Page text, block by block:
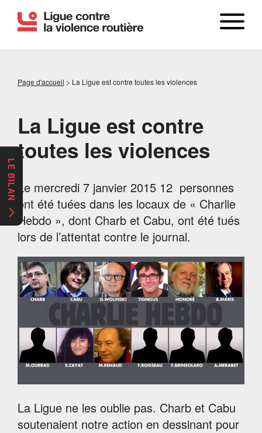
Page d'accueil > La Ligue est contre toutes les violences
La Ligue est contre
toutes les violences
Le mercredi 7 janvier 2015 12 personnes
ont été tuées dans les locaux de « Charlie
Hebdo », dont Charb et Cabu, ont été tués
lors de l’attentat contre le journal.
La Ligue ne les oublie pas. Charb et Cabu
soutenaient notre action en dessinant pour
LE BILAN